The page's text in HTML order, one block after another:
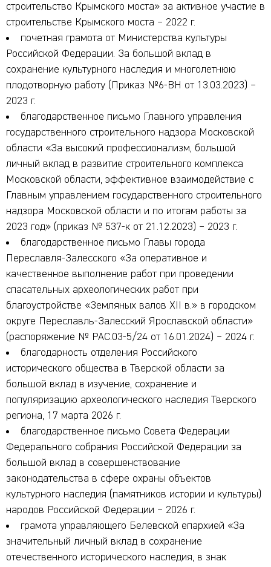
строительство Крымского моста» за активное участие в
строительстве Крымского моста – 2022 г.
почетная грамота от Министерства культуры
Российской Федерации. За большой вклад в
сохранение культурного наследия и многолетнюю
плодотворную работу (Приказ №6-ВН от 13.03.2023) –
2023 г.
благодарственное письмо Главного управления
государственного строительного надзора Московской
области «За высокий профессионализм, большой
личный вклад в развитие строительного комплекса
Московской области, эффективное взаимодействие с
Главным управлением государственного строительного
надзора Московской области и по итогам работы за
2023 год» (приказ № 537-к от 21.12.2023) – 2023 г.
благодарственное письмо Главы города
Переславля-Залесского «За оперативное и
качественное выполнение работ при проведении
спасательных археологических работ при
благоустройстве «Земляных валов XII в.» в городском
округе Переславль-Залесский Ярославской области»
(распоряжение № РАС.03-5/24 от 16.01.2024) – 2024 г.
благодарность отделения Российского
исторического общества в Тверской области за
большой вклад в изучение, сохранение и
популяризацию археологического наследия Тверского
региона, 17 марта 2026 г.
благодарственное письмо Совета Федерации
Федерального собрания Российской Федерации за
большой вклад в совершенствование
законодательства в сфере охраны объектов
культурного наследия (памятников истории и культуры)
народов Российской Федерации – 2026 г.
грамота управляющего Белевской епархией «За
значительный личный вклад в сохранение
отечественного исторического наследия, в знак